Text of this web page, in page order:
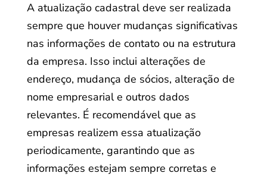
A atualização cadastral deve ser realizada
sempre que houver mudanças significativas
nas informações de contato ou na estrutura
da empresa. Isso inclui alterações de
endereço, mudança de sócios, alteração de
nome empresarial e outros dados
relevantes. É recomendável que as
empresas realizem essa atualização
periodicamente, garantindo que as
informações estejam sempre corretas e